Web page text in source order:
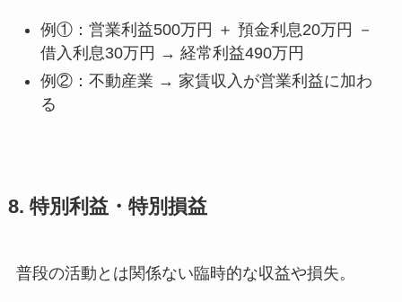
例①：営業利益500万円 ＋ 預金利息20万円 －
借入利息30万円 → 経常利益490万円
例②：不動産業 → 家賃収入が営業利益に加わ
る
8. 特別利益・特別損益
普段の活動とは関係ない臨時的な収益や損失。